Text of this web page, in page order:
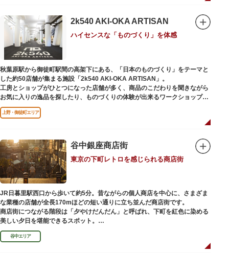
ご本尊である辯才天は、音楽と芸能の守り神として広く信仰され、
「辯”財”天」とも書くことから、金運上昇といったご利益もあると言われて
います。辯才天は琵琶を持った姿で知られていますが、不忍池辯天堂の辯才
天は、8本の腕に煩悩を破壊する武器をお持ちになっている「八臂辯才天
（はっぴべんざいてん）」。9月に行われる「巳成金（みなるかね）大祭」
で目にすることができます。
不忍池辯天堂には、豊臣秀吉公が大切にしていたという伝説のある、谷中七
福神とは別の「大黒天」も祀られています。
2k540 AKI-OKA ARTISAN
ハイセンスな「ものづくり」を体感
秋葉原駅から御徒町駅間の高架下にある、「日本のものづくり」をテーマと
した約50店舗が集まる施設「2k540 AKI-OKA ARTISAN」。
工房とショップがひとつになった店舗が多く、商品のこだわりを聞きながら
お気に入りの逸品を探したり、ものづくりの体験が出来るワークショップに
参加して自分だけのオリジナル商品を作ったり、クリエイターと直接コミュ
ニケーションをとりながらのショッピングが楽しめます。飲食店もあるので
ないぬくもりと、新しいデザインの商品に出会うことができます。
名前の由来は、東京駅から2k540m付近にあることから「2k540」、秋葉原
駅（AKIHABARA）と御徒町駅（OKACHIMACHI）の間にあるという造語
「AKI-OKA」、フランス語で「職人」を意味する「ARTISAN」を組み合わ
せたもの。
施設周辺は、江戸の文化を伝える伝統工芸職人の街だったという背景もあ
り、現在もジュエリーや皮製品を扱うお店が多く、高いセンスとクオリティ
をもった店舗が集結しています。
上野・御徒町エリア
谷中銀座商店街
東京の下町レトロを感じられる商店街
JR日暮里駅西口から歩いて約5分。昔ながらの個人商店を中心に、さまざま
な業種の店舗が全長170mほどの短い通りに立ち並んだ商店街です。
商店街につながる階段は「夕やけだんだん」と呼ばれ、下町を紅色に染める
美しい夕日を堪能できるスポット。
谷中銀座商店街は1945年頃に自然発生的に生まれ、現在の近隣型商店街へと
発展。昭和の懐かしい商店街の景観を見ることができます。東京の下町レト
谷中エリア